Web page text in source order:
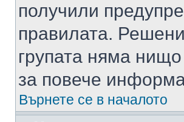
получили
правилата.
групата няма
за повече
Върнете се в началото